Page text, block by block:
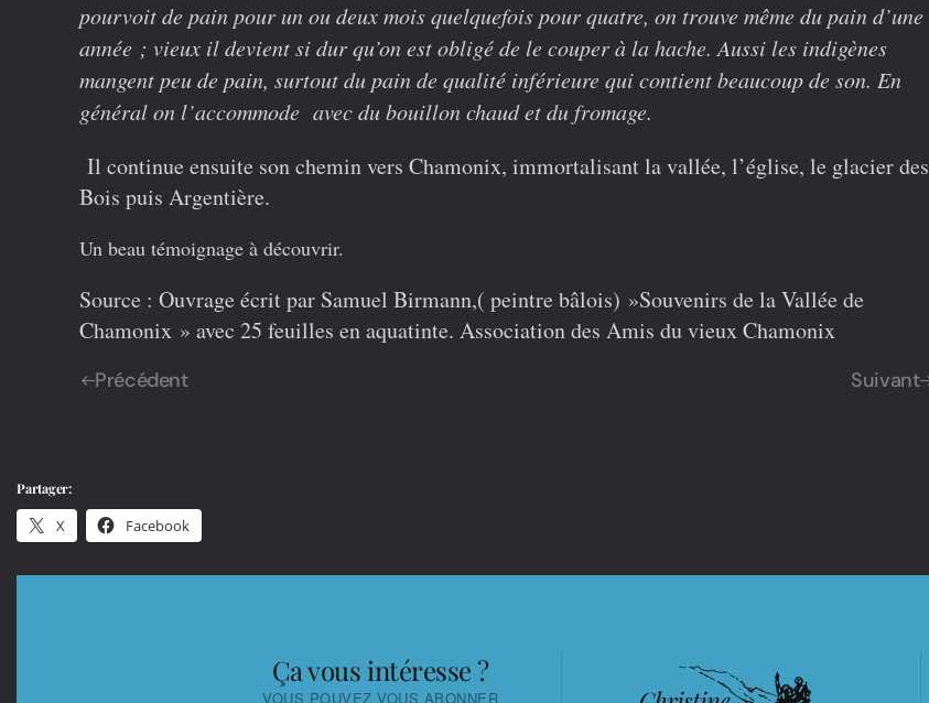
pourvoit de pain pour un ou deux mois quelquefois pour quatre, on trouve même du pain d’une
année ; vieux il devient si dur qu’on est obligé de le couper à la hache. Aussi les indigènes
mangent peu de pain, surtout du pain de qualité inférieure qui contient beaucoup de son. En
général on l’accommode avec du bouillon chaud et du fromage.
Il continue ensuite son chemin vers Chamonix, immortalisant la vallée, l’église, le glacier des
Bois puis Argentière.
Un beau témoignage à découvrir.
Source : Ouvrage écrit par Samuel Birmann,( peintre bâlois) »Souvenirs de la Vallée de
Chamonix » avec 25 feuilles en aquatinte. Association des Amis du vieux Chamonix
Précédent Suivant
Partager:
X Facebook
Ça vous intéresse ?
VOUS POUVEZ VOUS ABONNER